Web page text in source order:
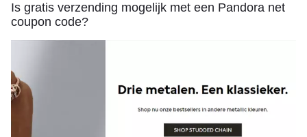
Is gratis verzending mogelijk met een Pandora net
coupon code?